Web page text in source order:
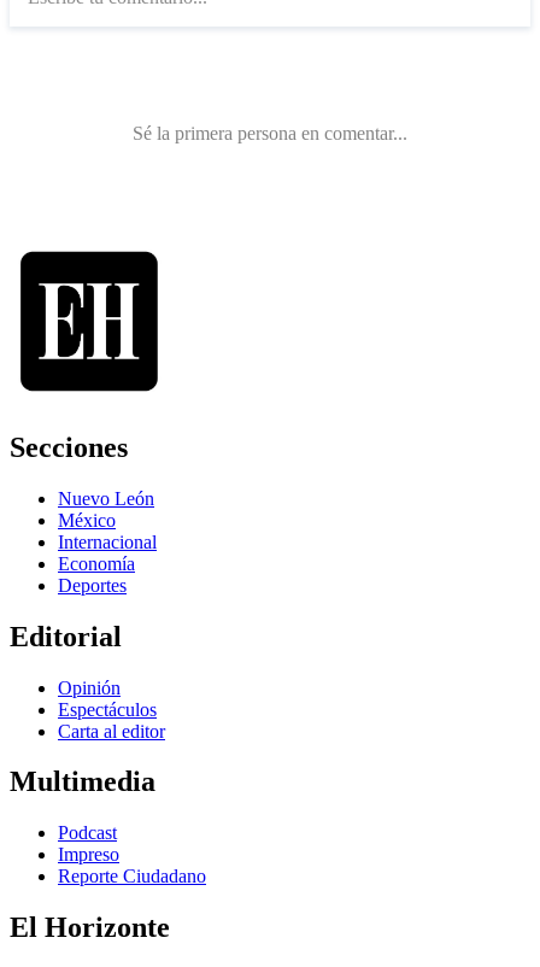
Secciones
Nuevo León
México
Internacional
Economía
Deportes
Editorial
Opinión
Espectáculos
Carta al editor
Multimedia
Podcast
Impreso
Reporte Ciudadano
El Horizonte